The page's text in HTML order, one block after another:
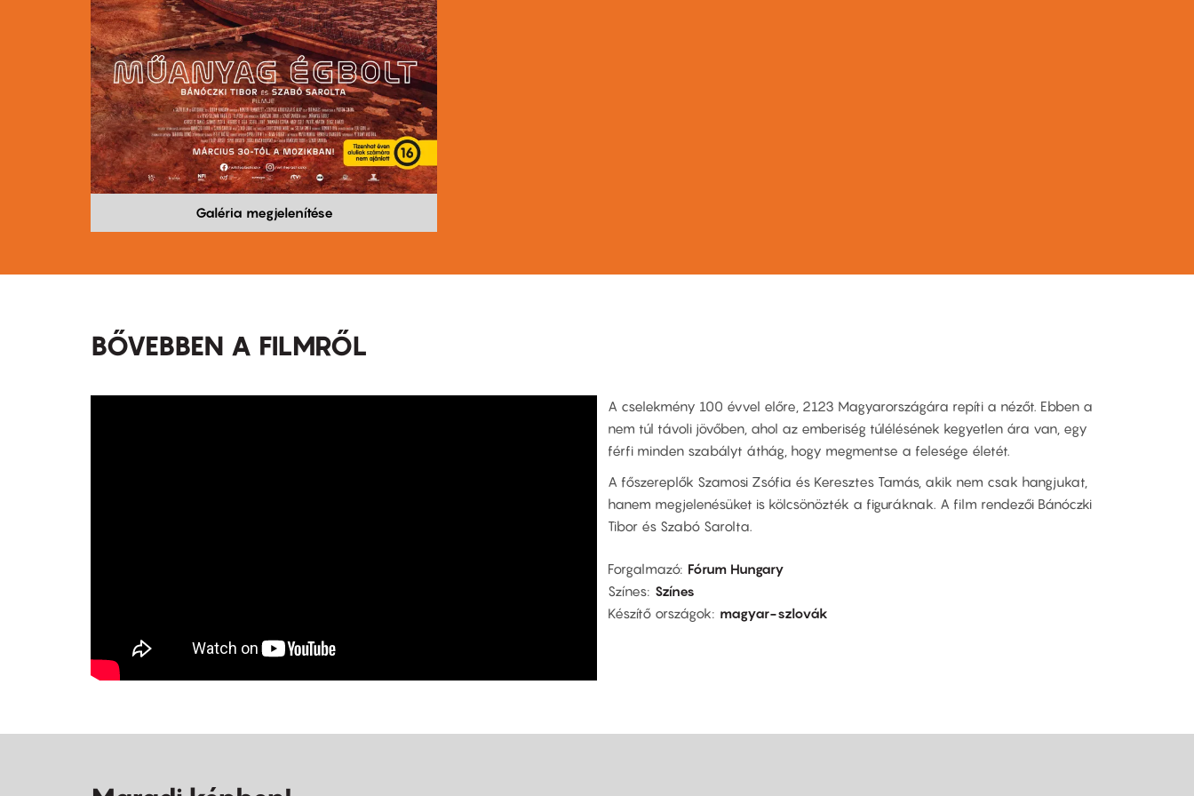
Galéria megjelenítése
BŐVEBBEN A FILMRŐL
A cselekmény 100 évvel előre, 2123 Magyarországára repíti a nézőt. Ebben a
nem túl távoli jövőben, ahol az emberiség túlélésének kegyetlen ára van, egy
férfi minden szabályt áthág, hogy megmentse a felesége életét.
A főszereplők Szamosi Zsófia és Keresztes Tamás, akik nem csak hangjukat,
hanem megjelenésüket is kölcsönözték a figuráknak. A film rendezői Bánóczki
Tibor és Szabó Sarolta.
Forgalmazó Fórum Hungary
Színes Színes
Készítő országok
magyar-szlovák